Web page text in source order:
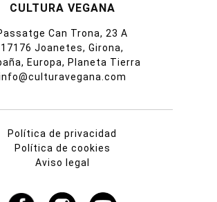
CULTURA VEGANA
Can Trona, 23 A
17176 Joanetes, Girona,
Europa, Planeta Tierra
Política de privacidad
Política de cookies
Aviso legal